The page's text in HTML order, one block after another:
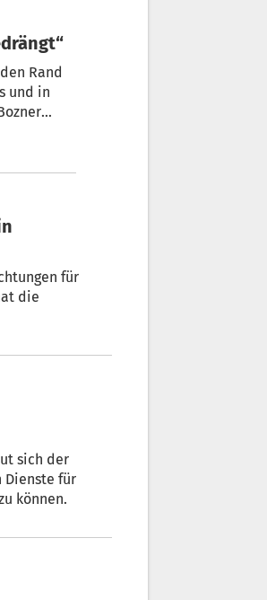
Rand
und in
für
die
Dienste für
können.